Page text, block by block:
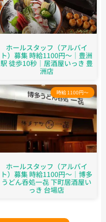
ホールスタッフ（アルバイ
ト）募集 時給1100円～｜豊洲
駅 徒歩10秒｜居酒屋いっき 豊
洲店
時給 1100円～
ホールスタッフ（アルバイ
ト）募集 時給1100円～｜博多
うどん呑処一㐂 下町居酒屋い
っき 台場店